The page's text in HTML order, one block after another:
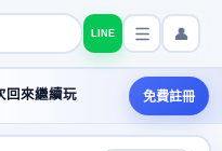
LINE 👤
回來繼續玩 免費註冊